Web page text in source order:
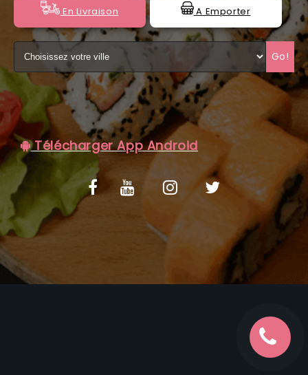
NOTRE RESTAURANT
VOS AVIS
MENTIONS LÉGALES
C.G.V
En Livraison A Emporter
Go!
Télécharger App Android